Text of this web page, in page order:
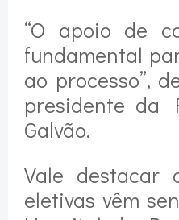
“O apoio de
fundamental
ao processo”,
presidente da
Galvão.
Vale destacar
eletivas vêm